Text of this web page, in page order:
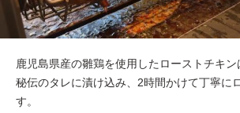
鹿児島県産の雛鶏を使用したローストチキン
秘伝のタレに漬け込み、2時間かけて丁寧に
す。